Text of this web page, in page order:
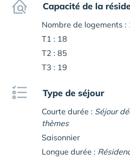
Capacité de la
Nombre de logements :
T1 : 18
T2 : 85
T3 : 19
Type de séjour
Courte durée : Séjour
thèmes
Saisonnier
Longue durée :